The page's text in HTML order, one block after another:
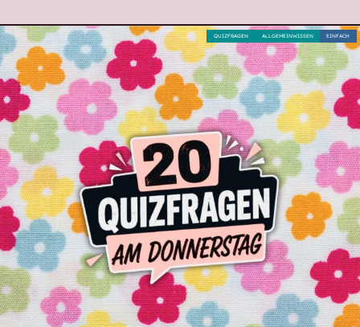
EINFACH
ALLGEMEINWISSEN
QUIZFRAGEN